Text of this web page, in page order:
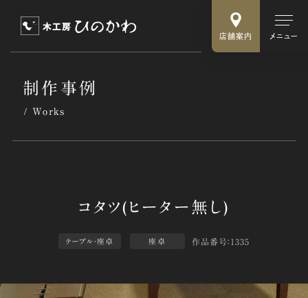
店舗案内 メニュー
制作事例
Works
テーブル・座卓 座卓 作品番号：1335